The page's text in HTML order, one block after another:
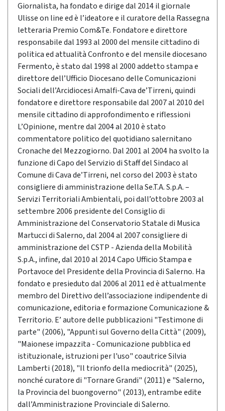
Giornalista, ha fondato e dirige dal 2014 il giornale
Ulisse on line ed è l’ideatore e il curatore della Rassegna
letteraria Premio Com&Te. Fondatore e direttore
responsabile dal 1993 al 2000 del mensile cittadino di
politica ed attualità Confronto e del mensile diocesano
Fermento, è stato dal 1998 al 2000 addetto stampa e
direttore dell’Ufficio Diocesano delle Comunicazioni
Sociali dell’Arcidiocesi Amalfi-Cava de’Tirreni, quindi
fondatore e direttore responsabile dal 2007 al 2010 del
mensile cittadino di approfondimento e riflessioni
L’Opinione, mentre dal 2004 al 2010 è stato
commentatore politico del quotidiano salernitano
Cronache del Mezzogiorno. Dal 2001 al 2004 ha svolto la
funzione di Capo del Servizio di Staff del Sindaco al
Comune di Cava de’Tirreni, nel corso del 2003 è stato
consigliere di amministrazione della Se.T.A. S.p.A. –
Servizi Territoriali Ambientali, poi dall’ottobre 2003 al
settembre 2006 presidente del Consiglio di
Amministrazione del Conservatorio Statale di Musica
Martucci di Salerno, dal 2004 al 2007 consigliere di
amministrazione del CSTP - Azienda della Mobilità
S.p.A., infine, dal 2010 al 2014 Capo Ufficio Stampa e
Portavoce del Presidente della Provincia di Salerno. Ha
fondato e presieduto dal 2006 al 2011 ed è attualmente
membro del Direttivo dell’associazione indipendente di
comunicazione, editoria e formazione Comunicazione &
Territorio. E’ autore delle pubblicazioni "Testimone di
parte" (2006), "Appunti sul Governo della Città" (2009),
"Maionese impazzita - Comunicazione pubblica ed
istituzionale, istruzioni per l'uso" coautrice Silvia
Lamberti (2018), "Il trionfo della mediocrità" (2025),
nonché curatore di "Tornare Grandi" (2011) e "Salerno,
la Provincia del buongoverno" (2013), entrambe edite
dall’Amministrazione Provinciale di Salerno.